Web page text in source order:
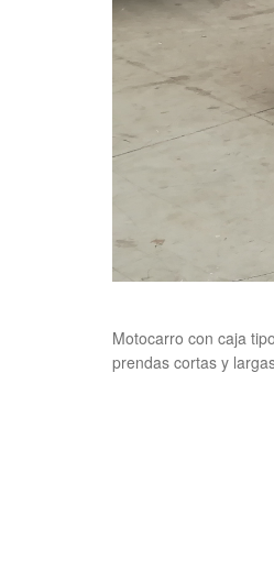
Motocarro con caja
prendas cortas y